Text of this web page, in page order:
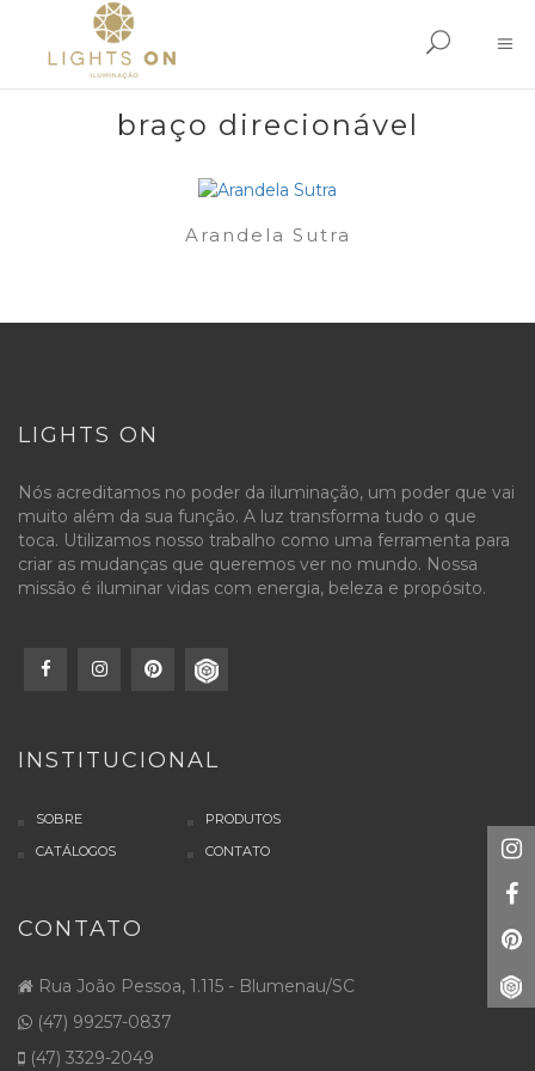
braço direcionável
Arandela Sutra
LIGHTS ON
Nós acreditamos no poder da iluminação, um poder que vai
muito além da sua função. A luz transforma tudo o que
toca. Utilizamos nosso trabalho como uma ferramenta para
criar as mudanças que queremos ver no mundo. Nossa
missão é iluminar vidas com energia, beleza e propósito.
INSTITUCIONAL
SOBRE
PRODUTOS
CATÁLOGOS
CONTATO
CONTATO
Rua João Pessoa, 1.115 - Blumenau/SC
(47) 99257-0837
(47) 3329-2049